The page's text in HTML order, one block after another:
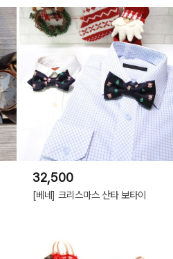
32,500
[베네] 크리스마스 산타 보타이